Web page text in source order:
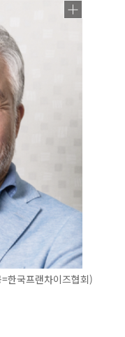
한국프랜차이즈협회)